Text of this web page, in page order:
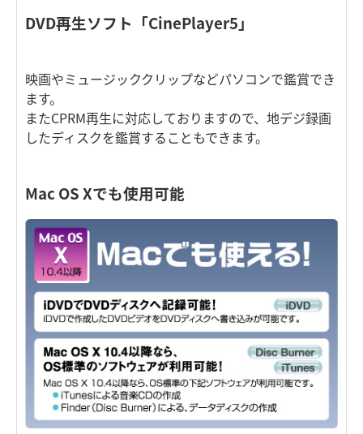
DVD再生ソフト「CinePlayer5」
映画やミュージッククリップなどパソコンで鑑賞でき
ます。
またCPRM再生に対応しておりますので、地デジ録画
したディスクを鑑賞することもできます。
Mac OS Xでも使用可能